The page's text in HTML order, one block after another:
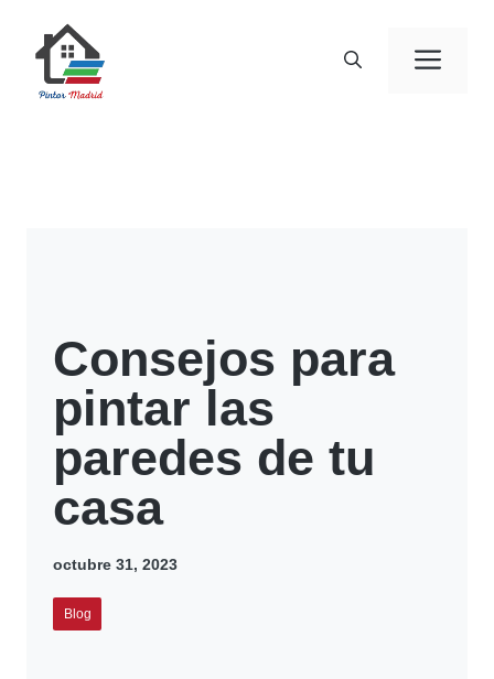
contenido
Consejos para
pintar las
paredes de tu
casa
octubre 31, 2023
Blog